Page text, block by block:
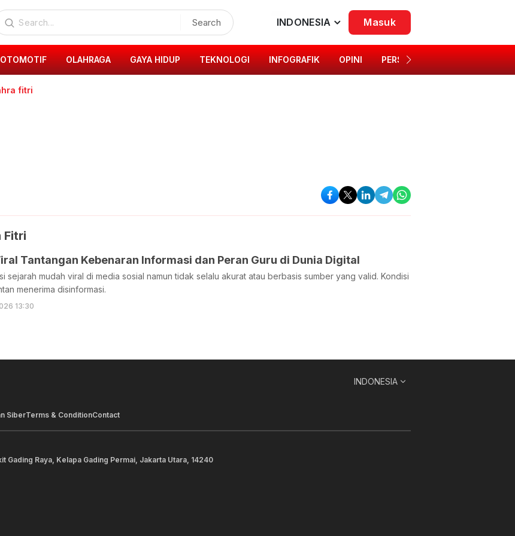
Search INDONESIA Masuk
OTOMOTIF OLAHRAGA GAYA HIDUP TEKNOLOGI INFOGRAFIK OPINI PERSONA
fitri
Fitri
Tantangan Kebenaran Informasi dan Peran Guru di Dunia Digital
sejarah mudah viral di media sosial namun tidak selalu akurat atau berbasis sumber yang valid. Kondisi
menerima disinformasi.
13:30
INDONESIA
SiberTerms & ConditionContact
Gading Raya, Kelapa Gading Permai, Jakarta Utara, 14240